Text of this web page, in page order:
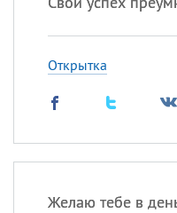
Открытка
Желаю тебе в